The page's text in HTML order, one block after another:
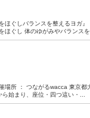
ほぐしバランスを整えるヨガ
ほぐし 体のゆがみやバランス
場所 ： つながるwacca 東京
始まり、座位・四つ這い・...